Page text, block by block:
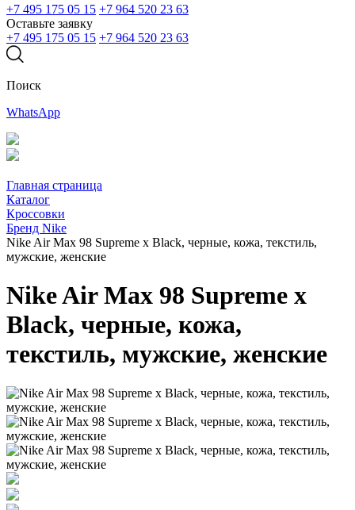
+7 495 175 05 15 +7 964 520 23 63
Оставьте заявку
+7 495 175 05 15 +7 964 520 23 63
Поиск
WhatsApp
Главная страница
Каталог
Кроссовки
Бренд Nike
Nike Air Max 98 Supreme x Black, черные, кожа, текстиль,
мужские, женские
Nike Air Max 98 Supreme x
Black, черные, кожа,
текстиль, мужские, женские